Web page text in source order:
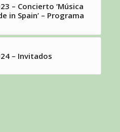
– Concierto ‘Música
in Spain’ – Programa
– Invitados